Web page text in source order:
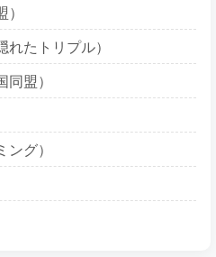
たトリプル）
盟）
グ）